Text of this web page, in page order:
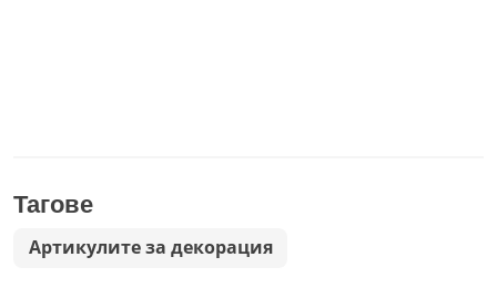
Тагове
Артикулите за декорация